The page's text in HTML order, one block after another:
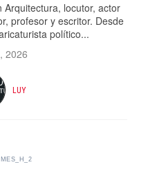
locutor, actor
profesor y escritor. Desde
político...
2026
LUY